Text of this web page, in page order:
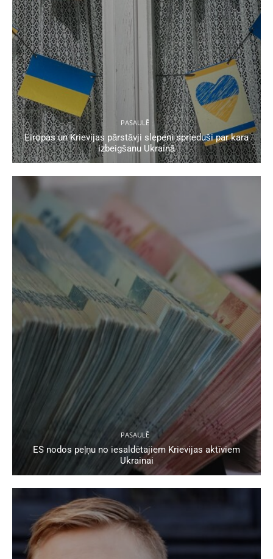
PASAULĒ
Eiropas un Krievijas pārstāvji slepeni sprieduši par kara
izbeigšanu Ukrainā
PASAULĒ
ES nodos peļņu no iesaldētajiem Krievijas aktīviem
Ukrainai